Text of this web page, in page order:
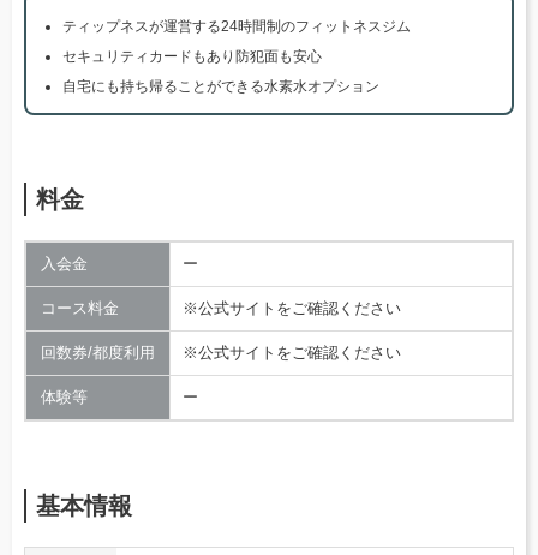
ティップネスが運営する24時間制のフィットネスジム
セキュリティカードもあり防犯面も安心
自宅にも持ち帰ることができる水素水オプション
料金
入会金 ー
コース料金 ※公式サイトをご確認ください
回数券/都度利用 ※公式サイトをご確認ください
体験等 ー
基本情報